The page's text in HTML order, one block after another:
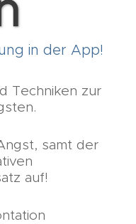
in der App!
Techniken zur
samt der
auf!